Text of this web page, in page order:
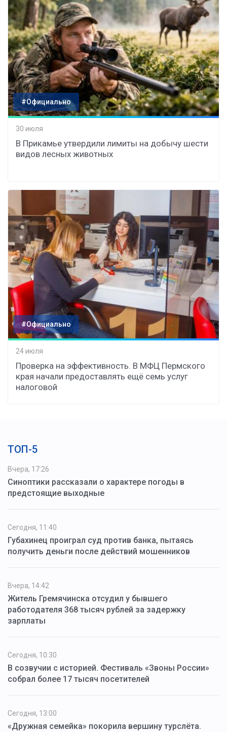
#Официально
30 июля
В Прикамье утвердили лимиты на добычу шести
видов лесных животных
#Официально
24 июля
Проверка на эффективность. В МФЦ Пермского
края начали предоставлять ещё семь услуг
налоговой
ТОП-5
Вчера, 17:26
Синоптики рассказали о характере погоды в
предстоящие выходные
Сегодня, 11:40
Губахинец проиграл суд против банка, пытаясь
получить деньги после действий мошенников
Вчера, 14:42
Житель Гремячинска отсудил у бывшего
работодателя 368 тысяч рублей за задержку
зарплаты
Сегодня, 10:30
В созвучии с историей. Фестиваль «Звоны России»
собрал более 17 тысяч посетителей
Сегодня, 13:00
«Дружная семейка» покорила вершину турслёта.